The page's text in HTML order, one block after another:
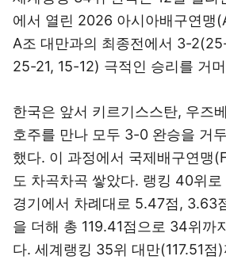
에서 열린 2026 아시아배구연맹
A조 대만과의 최종전에서 3-
25-21, 15-12) 극적인 승리를 거
한국은 앞서 키르기스스탄, 우즈
호주를 만나 모두 3-0 완승을 거
했다. 이 과정에서 국제배구연맹
도 차곡차곡 쌓았다. 랭킹 40위
경기에서 차례대로 5.47점, 3.63
을 더해 총 119.41점으로 34위까
다. 세계랭킹 35위 대만(117.51점